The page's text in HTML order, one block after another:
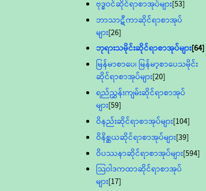
ဗုဒ္ဓဝင်ဆိုင်ရာစာအုပ်များ[53]
ဘာသာဋီကာဆိုင်ရာစာအုပ်
များ[26]
ဘုရားသမိုင်းဆိုင်ရာစာအုပ်များ[64]
မြန်မာစာပေ၊ မြန်မာ့စာပေသမိုင်း
ဆိုင်ရာစာအုပ်များ[20]
ရည်ညွှန်းကျမ်းဆိုင်ရာစာအုပ်
များ[59]
ဝိနည်းဆိုင်ရာစာအုပ်များ[104]
ဝိနိစ္ဆယဆိုင်ရာစာအုပ်များ[39]
ဝိပဿနာဆိုင်ရာစာအုပ်များ[594]
သြဝါဒကထာဆိုင်ရာစာအုပ်
များ[17]